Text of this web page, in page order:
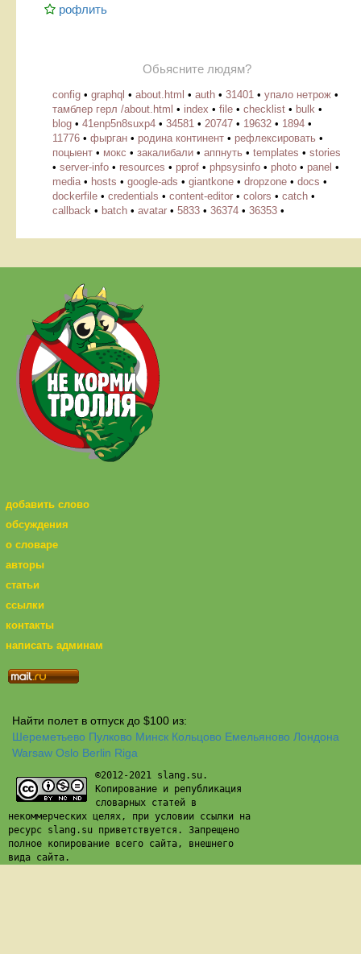
рофлить
Обьясните людям?
config • graphql • about.html • auth • 31401 • упало нетрож •
тамблер герл /about.html • index • file • checklist • bulk •
blog • 41enp5n8suxp4 • 34581 • 20747 • 19632 • 1894 •
11776 • фырган • родина континент • рефлексировать •
поцыент • мокс • закалибали • аппнуть • templates • stories
• server-info • resources • pprof • phpsysinfo • photo • panel •
media • hosts • google-ads • giantkone • dropzone • docs •
dockerfile • credentials • content-editor • colors • catch •
callback • batch • avatar • 5833 • 36374 • 36353 •
добавить слово
обсуждения
о словаре
авторы
статьи
ссылки
контакты
написать админам
Найти полет в отпуск до $100 из:
Шереметьево Пулково Минск Кольцово Емельяново Лондона
Warsaw Oslo Berlin Riga
©2012-2021 slang.su.
Копирование и републикация
словарных статей в
некоммерческих целях, при условии ссылки на
ресурс slang.su приветствуется. Запрещено
полное копирование всего сайта, внешнего
вида сайта.